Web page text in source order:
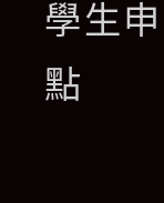
學生
點